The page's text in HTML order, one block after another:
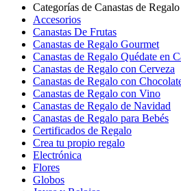
Categorías de Canastas de Regalo
Accesorios
Canastas De Frutas
Canastas de Regalo Gourmet
Canastas de Regalo Quédate en
Canastas de Regalo con Cerveza
Canastas de Regalo con
Canastas de Regalo con Vino
Canastas de Regalo de Navidad
Canastas de Regalo para Bebés
Certificados de Regalo
Crea tu propio regalo
Electrónica
Flores
Globos